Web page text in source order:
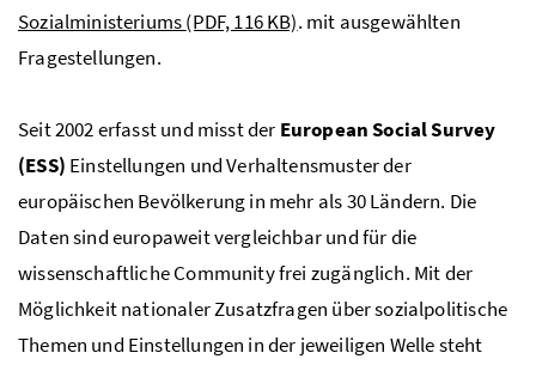
Sozialministeriums(PDF, 116 KB). mit ausgewählten
Fragestellungen.
Seit 2002 erfasst und misst der European Social Survey
(ESS) Einstellungen und Verhaltensmuster der
europäischen Bevölkerung in mehr als 30 Ländern. Die
Daten sind europaweit vergleichbar und für die
wissenschaftliche Community frei zugänglich. Mit der
Möglichkeit nationaler Zusatzfragen über sozialpolitische
Themen und Einstellungen in der jeweiligen Welle steht